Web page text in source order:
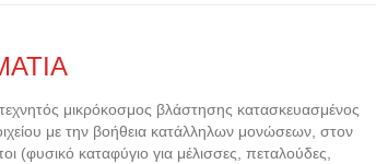
μικρόκοσμος βλάστησης κατασκευασμένος
με την βοήθεια κατάλληλων μονώσεων, στον
(φυσικό καταφύγιο για μέλισσες, πεταλούδες,